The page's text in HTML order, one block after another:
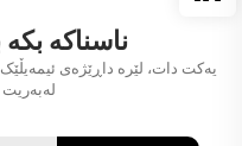
ناسناکە